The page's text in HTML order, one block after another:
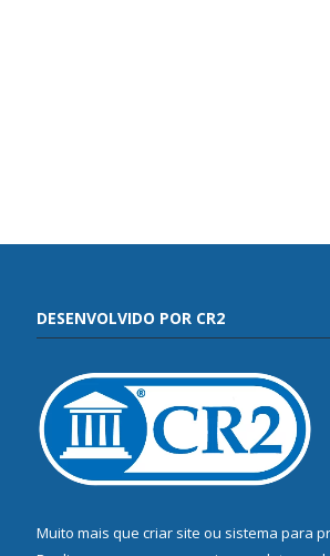
DESENVOLVIDO POR CR2
Muito mais que criar site ou sistema para